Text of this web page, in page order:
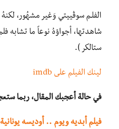
الفلـم سوڤييتي وَغير مشهُور،
شاهدتها، أجواؤهُ نوعاً ما تشابه
ستالكر ).
لينك الفيلم على imdb
في حالة أعجبك المقال، ربما
فيلم أبديه ويوم .. أوديسه